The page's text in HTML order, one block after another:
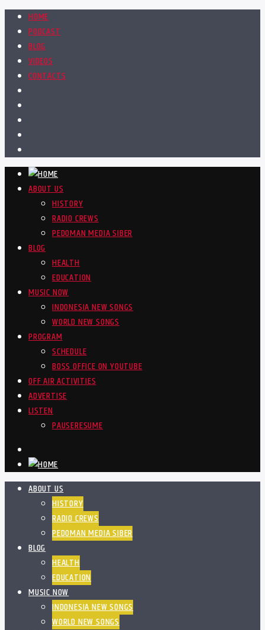
HOME
PODCAST
BLOG
VIDEOS
CONTACTS
ABOUT US
HISTORY
RADIO CREWS
PEDOMAN MEDIA SIBER
BLOG
HEALTH
EDUCATION
MUSIC NOW
INDONESIA NEW SONGS
WORLD NEW SONGS
PROGRAM
SCHEDULE
BOSS OFFICE ON YOUTUBE
OFF AIR ACTIVITIES
ADVERTISE
LISTEN
PAUSERESUME
ABOUT US
HISTORY
RADIO CREWS
PEDOMAN MEDIA SIBER
BLOG
HEALTH
EDUCATION
MUSIC NOW
INDONESIA NEW SONGS
WORLD NEW SONGS